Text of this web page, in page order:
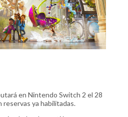
en Nintendo Switch 2 el 28
ya habilitadas.